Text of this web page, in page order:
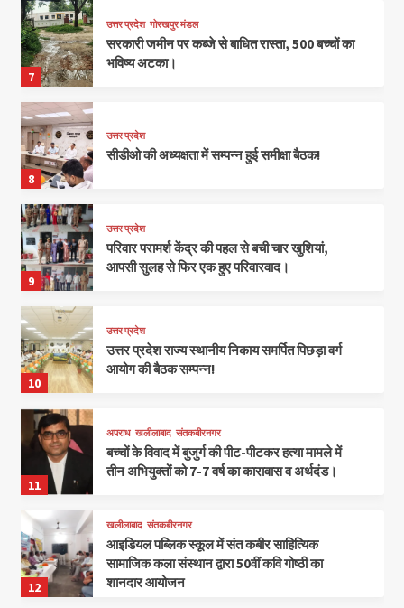
7
उत्तर प्रदेश गोरखपुर मंडल
सरकारी जमीन पर कब्जे से बाधित रास्ता, 500 बच्चों का
भविष्य अटका।
8
उत्तर प्रदेश
सीडीओ की अध्यक्षता में सम्पन्न हुई समीक्षा बैठक!
9
उत्तर प्रदेश
परिवार परामर्श केंद्र की पहल से बची चार खुशियां,
आपसी सुलह से फिर एक हुए परिवारवाद।
10
उत्तर प्रदेश
उत्तर प्रदेश राज्य स्थानीय निकाय समर्पित पिछड़ा वर्ग
आयोग की बैठक सम्पन्न!
11
अपराध खलीलाबाद संतकबीरनगर
बच्चों के विवाद में बुजुर्ग की पीट-पीटकर हत्या मामले में
तीन अभियुक्तों को 7-7 वर्ष का कारावास व अर्थदंड।
12
खलीलाबाद संतकबीरनगर
आइडियल पब्लिक स्कूल में संत कबीर साहित्यिक
सामाजिक कला संस्थान द्वारा 50वीं कवि गोष्ठी का
शानदार आयोजन